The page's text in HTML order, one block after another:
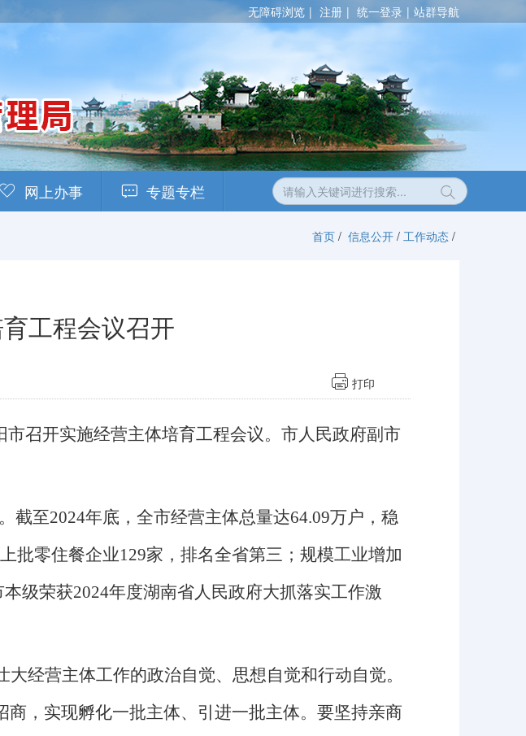
无障碍浏览 注册 统一登录 站群导航
网上办事 专题专栏
首页 / 信息公开 / 工作动态 /
工程会议召开
打印
市召开实施经营主体培育工程会议。 市人民政府副市
截至2024年底， 全市经营主体总量达64.09万户，稳
批零住餐企业129家，排名全省第三；规模工业增加
级荣获2024年度湖南省人民政府大抓落实工作激
大经营主体工作的政治自觉、思想自觉和行动自觉。
商，实现孵化一批主体、引进一批主体。要坚持亲商